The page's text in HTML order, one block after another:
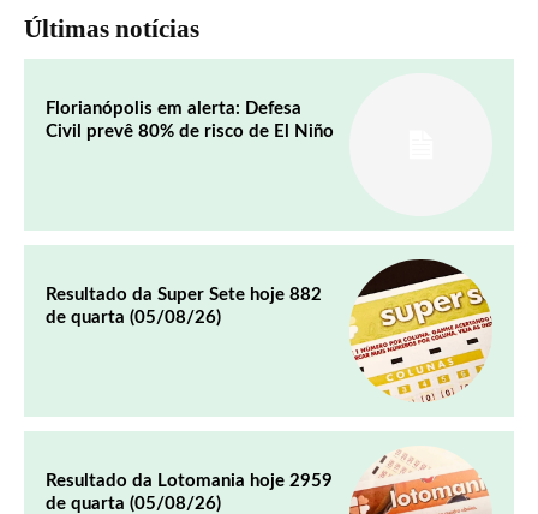
Últimas notícias
Florianópolis em alerta: Defesa
Civil prevê 80% de risco de El Niño
Resultado da Super Sete hoje 882
de quarta (05/08/26)
Resultado da Lotomania hoje 2959
de quarta (05/08/26)